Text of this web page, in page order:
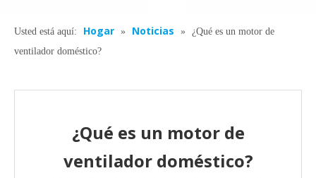
Usted está aquí: Hogar » Noticias »
¿Qué es un motor de
ventilador doméstico?
¿Qué es un motor de
ventilador doméstico?